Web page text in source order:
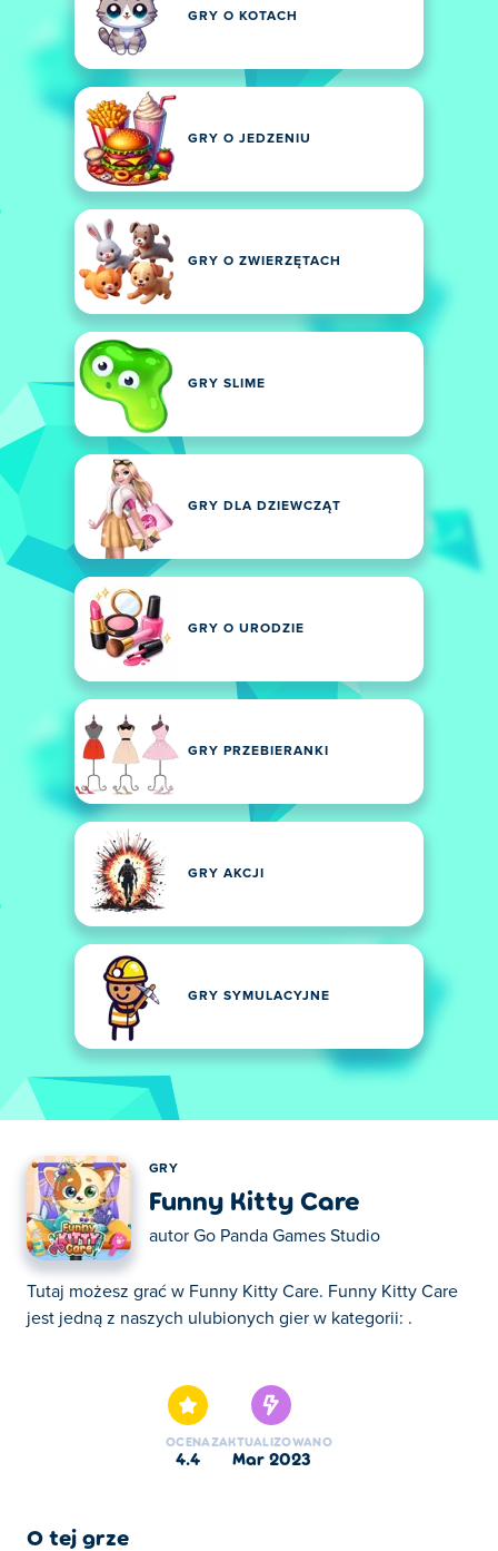
GRY O KOTACH
GRY O JEDZENIU
GRY O ZWIERZĘTACH
GRY SLIME
GRY DLA DZIEWCZĄT
GRY O URODZIE
GRY PRZEBIERANKI
GRY AKCJI
GRY SYMULACYJNE
GRY
Funny Kitty Care
autor Go Panda Games Studio
Tutaj możesz grać w Funny Kitty Care. Funny Kitty Care
jest jedną z naszych ulubionych gier w kategorii: .
OCENA
4.4
ZAKTUALIZOWANO
mar 2023
O tej grze